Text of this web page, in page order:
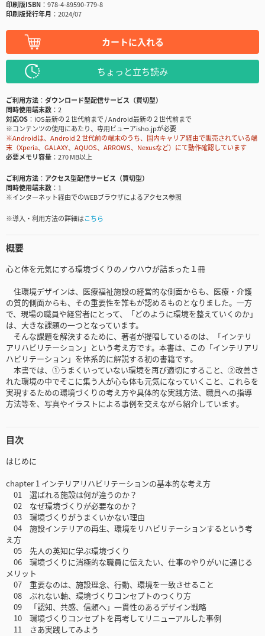
印刷版ISBN
978-4-89590-779-8
印刷版発行年月
2024/07
カートに入れる
ちょっと立ち読み
ご利用方法
ダウンロード型配信サービス（買切型）
同時使用端末数
2
対応OS
iOS最新の２世代前まで / Android最新の２世代前まで
※コンテンツの使用にあたり、専用ビューアisho.jpが必要
※Androidは、Android２世代前の端末のうち、国内キャリア経由で販売されている端
末（Xperia、GALAXY、AQUOS、ARROWS、Nexusなど）にて動作確認しています
必要メモリ容量
270 MB以上
ご利用方法
アクセス型配信サービス（買切型）
同時使用端末数
1
※インターネット経由でのWEBブラウザによるアクセス参照
※導入・利用方法の詳細はこちら
概要
心と体を元気にする環境づくりのノウハウが詰まった１冊
住環境デザインは、医療福祉施設の経営的な側面からも、医療・介護
の質的側面からも、その重要性を誰もが認めるものとなりました。一方
で、現場の職員や経営者にとって、「どのように環境を整えていくのか」
は、大きな課題の一つとなっています。
そんな課題を解決するために、著者が提唱しているのは、「インテリ
アリハビリテーション」という考え方です。本書は、この「インテリアリ
ハビリテーション」を体系的に解説する初の書籍です。
本書では、①うまくいっていない環境を再び適切にすること、②改善さ
れた環境の中でそこに集う人が心も体も元気になっていくこと、これらを
実現するための環境づくりの考え方や具体的な実践方法、職員への指導
方法等を、写真やイラストによる事例を交えながら紹介しています。
目次
はじめに
chapter 1 インテリアリハビリテーションの基本的な考え方
01 選ばれる施設は何が違うのか？
02 なぜ環境づくりが必要なのか？
03 環境づくりがうまくいかない理由
04 施設インテリアの再生、環境をリハビリテーションするという考
え方
05 先人の英知に学ぶ環境づくり
06 環境づくりに消極的な職員に伝えたい、仕事のやりがいに通じる
メリット
07 重要なのは、施設理念、行動、環境を一致させること
08 ぶれない軸、環境づくりコンセプトのつくり方
09 「認知、共感、信頼へ」一貫性のあるデザイン戦略
10 環境づくりコンセプトを再考してリニューアルした事例
11 さあ実践してみよう